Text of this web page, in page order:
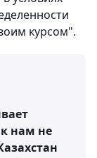
курсом".
нам не